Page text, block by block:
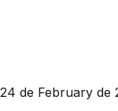
24 de February de